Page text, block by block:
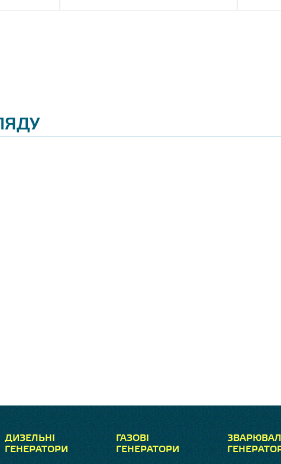
ДИЗЕЛЬНІ
ГЕНЕРАТОРИ
ГАЗОВІ
ГЕНЕРАТОРИ